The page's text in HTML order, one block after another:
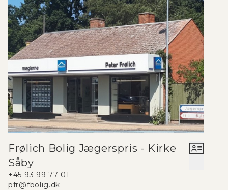
Frølich Bolig Jægerspris - Kirke
Såby
+45 93 99 77 01
pfr@fbolig.dk